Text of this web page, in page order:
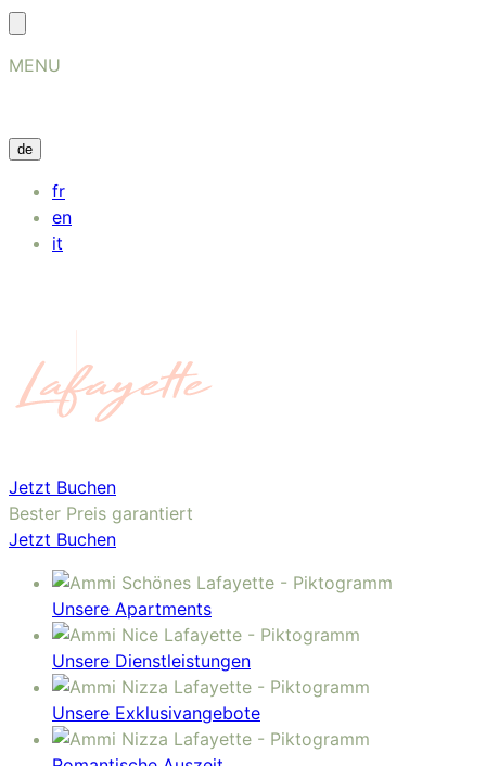
MENU
de
fr
en
it
Jetzt Buchen
Bester Preis garantiert
Jetzt Buchen
Unsere Apartments
Unsere Dienstleistungen
Unsere Exklusivangebote